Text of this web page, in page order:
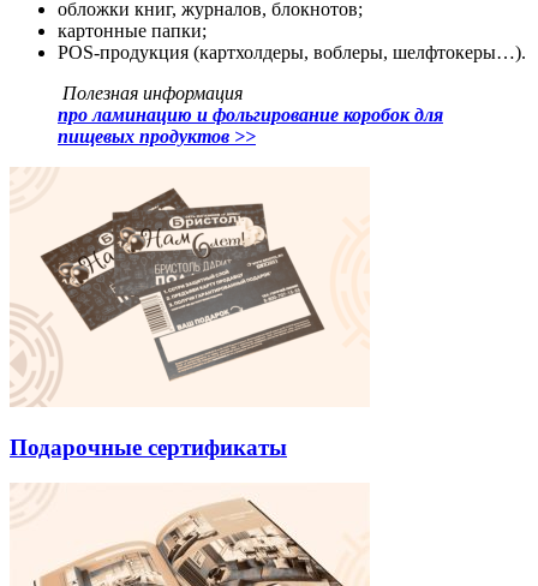
обложки книг, журналов, блокнотов;
картонные папки;
POS-продукция (картхолдеры, воблеры, шелфтокеры…).
Полезная информация
про ламинацию и фольгирование коробок для
пищевых продуктов >>
Подарочные сертификаты